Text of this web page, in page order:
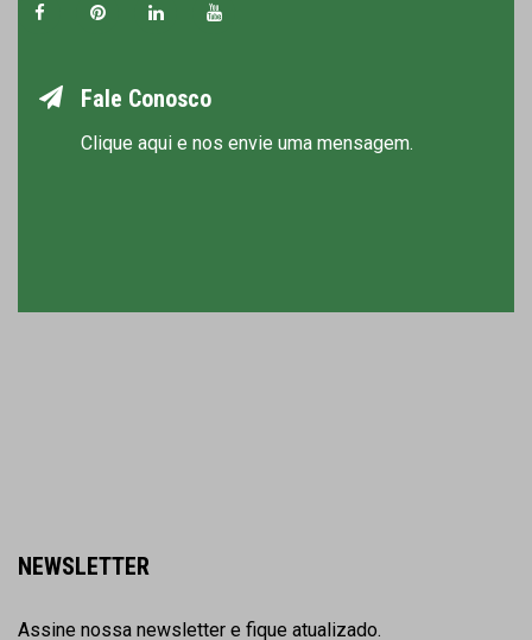
Fale Conosco
Clique aqui e nos envie uma mensagem.
NEWSLETTER
Assine nossa newsletter e fique atualizado.